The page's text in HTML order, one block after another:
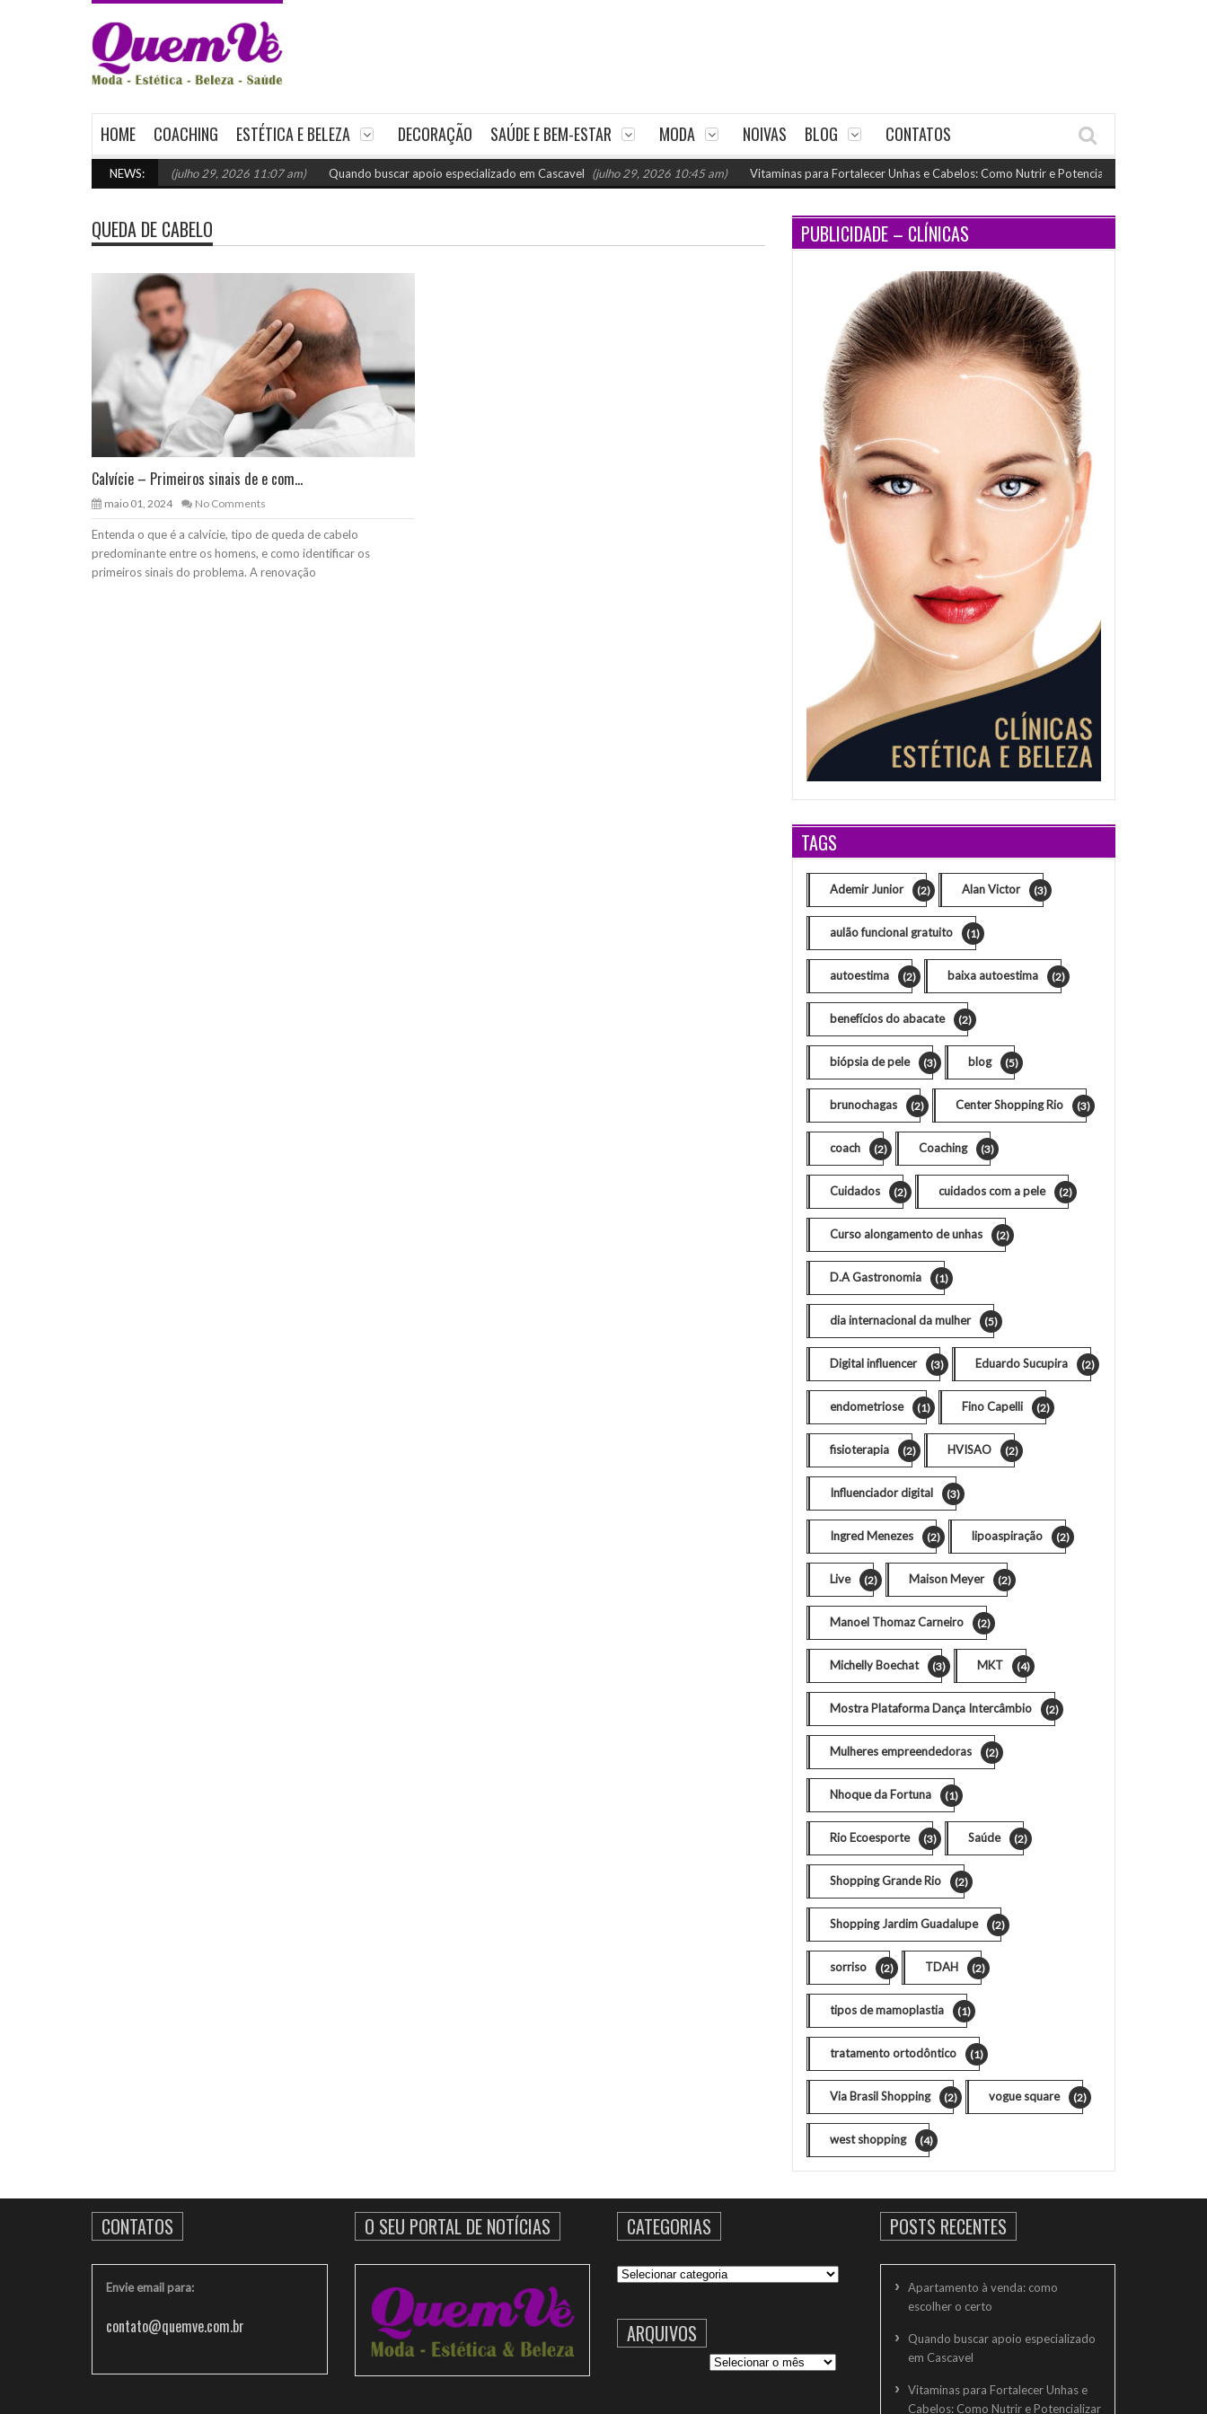
HOME COACHING ESTÉTICA E BELEZA DECORAÇÃO SAÚDE E BEM-ESTAR MODA NOIVAS BLOG CONTATOS
NEWS:
como escolher o certo (julho 29, 2026 11:07 am) Quando buscar apoio especializado em Cascavel (julho 29, 2026 10:45 am) Vitaminas para Fortalecer Unhas e Cabelos: Como Nutrir e Potencializar o Crescimento
QUEDA DE CABELO
Calvície – Primeiros sinais de e com...
maio 01, 2024 No Comments
Entenda o que é a calvície, tipo de queda de cabelo
predominante entre os homens, e como identificar os
primeiros sinais do problema. A renovação
PUBLICIDADE – CLÍNICAS
TAGS
Ademir Junior (2) Alan Victor (3)
aulão funcional gratuito (1)
autoestima (2) baixa autoestima (2)
benefícios do abacate (2)
biópsia de pele (3) blog (5)
brunochagas (2) Center Shopping Rio (3)
coach (2) Coaching (3)
Cuidados (2) cuidados com a pele (2)
Curso alongamento de unhas (2)
D.A Gastronomia (1)
dia internacional da mulher (5)
Digital influencer (3) Eduardo Sucupira (2)
endometriose (1) Fino Capelli (2)
fisioterapia (2) HVISAO (2)
Influenciador digital (3)
Ingred Menezes (2) lipoaspiração (2)
Live (2) Maison Meyer (2)
Manoel Thomaz Carneiro (2)
Michelly Boechat (3) MKT (4)
Mostra Plataforma Dança Intercâmbio (2)
Mulheres empreendedoras (2)
Nhoque da Fortuna (1)
Rio Ecoesporte (3) Saúde (2)
Shopping Grande Rio (2)
Shopping Jardim Guadalupe (2)
sorriso (2) TDAH (2)
tipos de mamoplastia (1)
tratamento ortodôntico (1)
Via Brasil Shopping (2) vogue square (2)
west shopping (4)
CONTATOS
Envie email para:
contato@quemve.com.br
O SEU PORTAL DE NOTÍCIAS CATEGORIAS
Categorias
ARQUIVOS
POSTS RECENTES
Apartamento à venda: como
escolher o certo
Quando buscar apoio especializado
em Cascavel
Vitaminas para Fortalecer Unhas e
Cabelos: Como Nutrir e Potencializar